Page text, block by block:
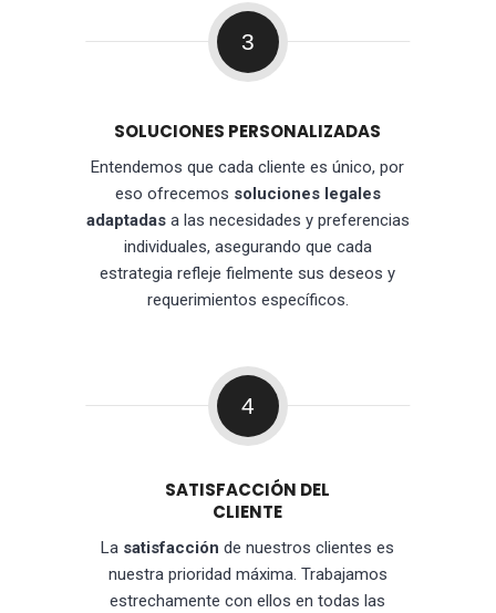
3
SOLUCIONES PERSONALIZADAS
Entendemos que cada cliente es único, por
eso ofrecemos soluciones legales
adaptadasa las necesidades y preferencias
individuales, asegurando que cada
estrategia refleje fielmente sus deseos y
requerimientos específicos.
4
SATISFACCIÓN DEL
CLIENTE
La satisfacción de nuestros clientes es
nuestra prioridad máxima. Trabajamos
estrechamente con ellos en todas las